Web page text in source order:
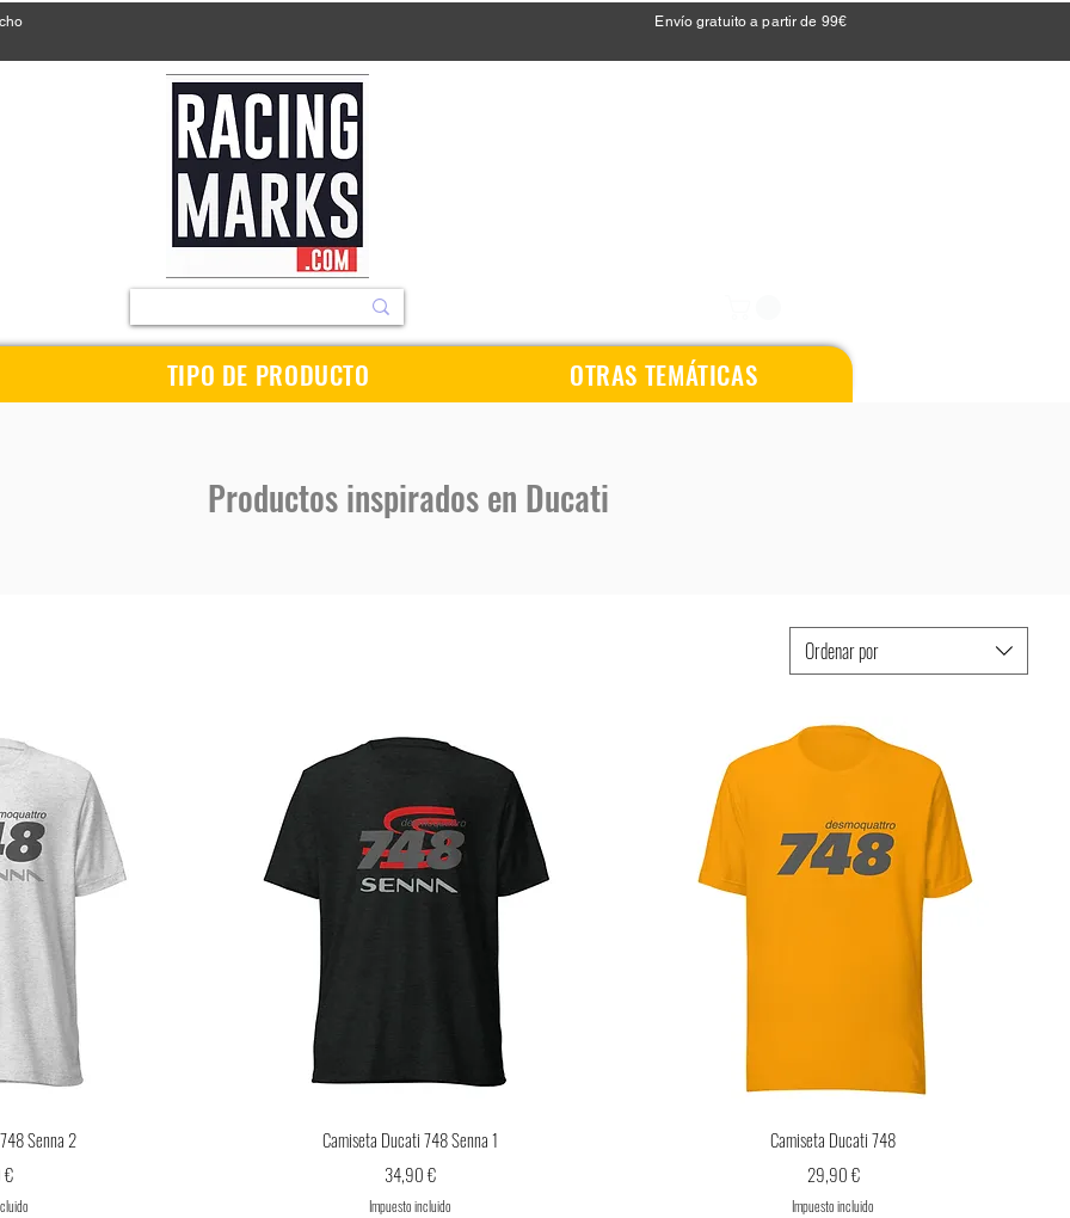
Envío gratuito a partir de 99€
TIPO DE PRODUCTO OTRAS TEMÁTICAS
Productos inspirados en Ducati
Ordenar por
Senna 2
€
Vista rápida
Camiseta Ducati 748 Senna 1
Precio
34,90 €
Impuesto incluido
Vista rápida
Camiseta Ducati 748
Precio
29,90 €
Impuesto incluido